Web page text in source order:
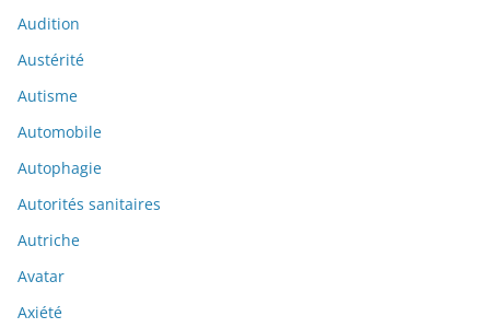
Audition
Austérité
Autisme
Automobile
Autophagie
Autorités sanitaires
Autriche
Avatar
Axiété